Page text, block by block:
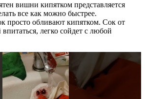
вишни кипятком представляется
все как можно быстрее.
просто обливают кипятком. Сок от
легко сойдет с любой